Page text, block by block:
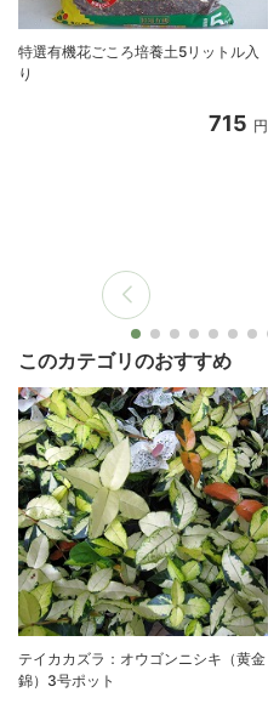
特選有機花ごころ培養土5リットル入
り
715 円
このカテゴリのおすすめ
テイカカズラ：オウゴンニシキ（黄金
錦）3号ポット